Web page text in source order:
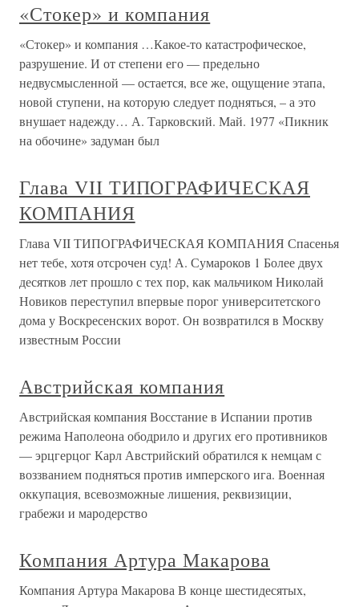
«Стокер» и компания
«Стокер» и компания …Какое-то катастрофическое,
разрушение. И от степени его — предельно
недвусмысленной — остается, все же, ощущение этапа,
новой ступени, на которую следует подняться, – а это
внушает надежду… А. Тарковский. Май. 1977 «Пикник
на обочине» задуман был
Глава VII ТИПОГРАФИЧЕСКАЯ
КОМПАНИЯ
Глава VII ТИПОГРАФИЧЕСКАЯ КОМПАНИЯ Спасенья
нет тебе, хотя отсрочен суд! А. Сумароков 1 Более двух
десятков лет прошло с тех пор, как мальчиком Николай
Новиков переступил впервые порог университетского
дома у Воскресенских ворот. Он возвратился в Москву
известным России
Австрийская компания
Австрийская компания Восстание в Испании против
режима Наполеона ободрило и других его противников
— эрцгерцог Карл Австрийский обратился к немцам с
воззванием подняться против имперского ига. Военная
оккупация, всевозможные лишения, реквизиции,
грабежи и мародерство
Компания Артура Макарова
Компания Артура Макарова В конце шестидесятых,